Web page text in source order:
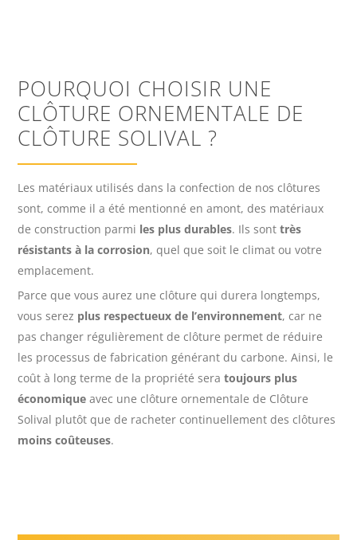
POURQUOI CHOISIR UNE
CLÔTURE ORNEMENTALE DE
CLÔTURE SOLIVAL ?
Les matériaux utilisés dans la confection de nos clôtures
sont, comme il a été mentionné en amont, des matériaux
de construction parmi les plus durables. Ils sonttrès
résistants à la corrosion, quel que soit le climat ou votre
emplacement.
Parce que vous aurez une clôture qui durera longtemps,
vous serez plus respectueux de l’environnement, car ne
pas changer régulièrement de clôture permet de réduire
les processus de fabrication générant du carbone. Ainsi, le
coût à long terme de la propriété seratoujours plus
économique avec une clôture ornementale de Clôture
Solival plutôt que de racheter continuellement des clôtures
moins coûteuses.